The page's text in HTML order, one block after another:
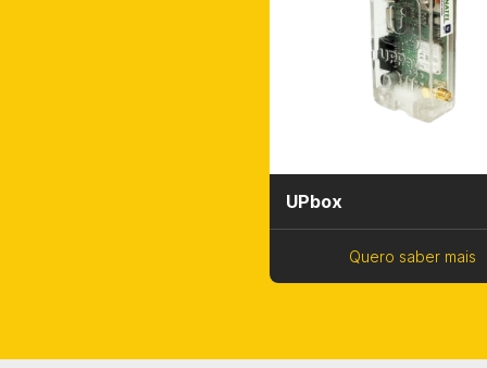
UPbox
Quero saber mais